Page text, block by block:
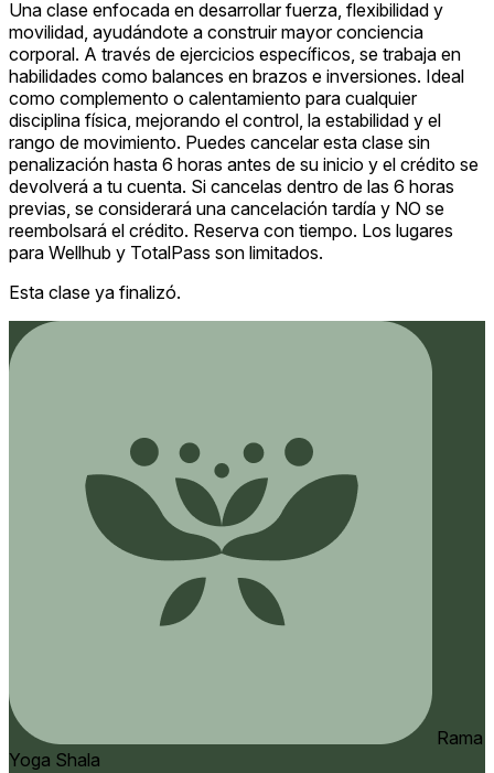
Una clase enfocada en desarrollar fuerza, flexibilidad y
movilidad, ayudándote a construir mayor conciencia
corporal. A través de ejercicios específicos, se trabaja en
habilidades como balances en brazos e inversiones. Ideal
como complemento o calentamiento para cualquier
disciplina física, mejorando el control, la estabilidad y el
rango de movimiento. Puedes cancelar esta clase sin
penalización hasta 6 horas antes de su inicio y el crédito se
devolverá a tu cuenta. Si cancelas dentro de las 6 horas
previas, se considerará una cancelación tardía y NO se
reembolsará el crédito. Reserva con tiempo. Los lugares
para Wellhub y TotalPass son limitados.
Esta clase ya finalizó.
Rama
Yoga Shala